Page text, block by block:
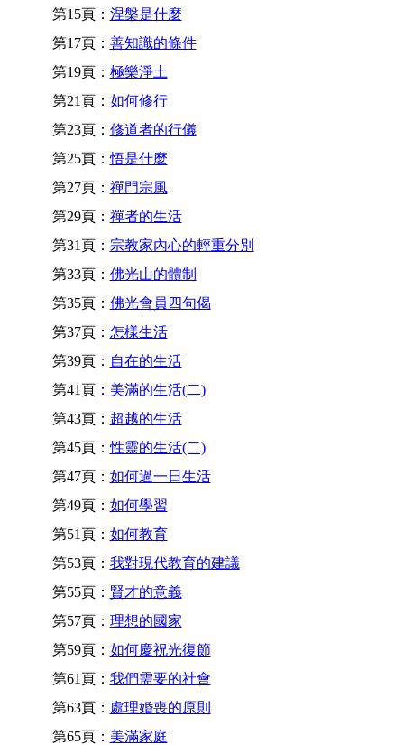
第15頁： 涅槃是什麼
第17頁： 善知識的條件
第19頁： 極樂淨土
第21頁： 如何修行
第23頁： 修道者的行儀
第25頁：悟是什麼
第27頁： 禪門宗風
第29頁： 禪者的生活
第31頁： 宗教家內心的輕重分別
第33頁： 佛光山的體制
第35頁： 佛光會員四句偈
第37頁： 怎樣生活
第39頁： 自在的生活
第41頁： 美滿的生活(二)
第43頁： 超越的生活
第45頁：性靈的生活(二)
第47頁： 如何過一日生活
第49頁： 如何學習
第51頁： 如何教育
第53頁： 我對現代教育的建議
第55頁： 賢才的意義
第57頁： 理想的國家
第59頁： 如何慶祝光復節
第61頁： 我們需要的社會
第63頁： 處理婚喪的原則
第65頁： 美滿家庭